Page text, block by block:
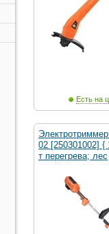
Есть на
02 [250301002] {
т перегрева; лес